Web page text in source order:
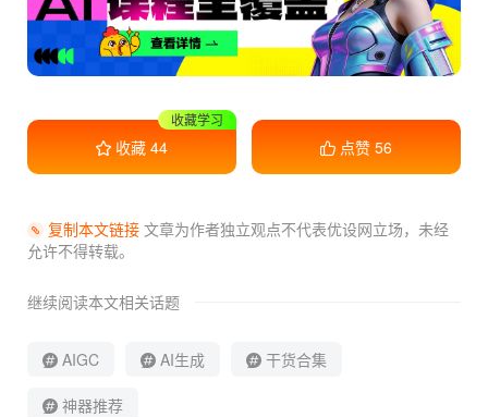
收藏 44
干货满满
点赞 56
复制本文链接文章为作者独立观点不代表优设网立场， 未经
允许不得转载。
继续阅读本文相关话题
AIGC AI生成 干货合集
神器推荐